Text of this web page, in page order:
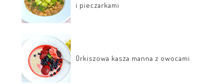
i pieczarkami
Orkiszowa kasza manna z owocami